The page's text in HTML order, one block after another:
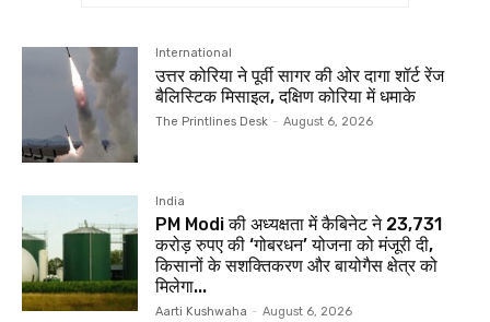
International
उत्तर कोरिया ने पूर्वी सागर की ओर दागा शॉर्ट रेंज
बैलिस्टिक मिसाइल, दक्षिण कोरिया में धमाके
The Printlines Desk - August 6, 2026
India
PM Modi की अध्यक्षता में कैबिनेट ने 23,731
करोड़ रुपए की ‘गोबरधन’ योजना को मंजूरी दी,
किसानों के सशक्तिकरण और बायोगैस क्षेत्र को
मिलेगा...
Aarti Kushwaha - August 6, 2026